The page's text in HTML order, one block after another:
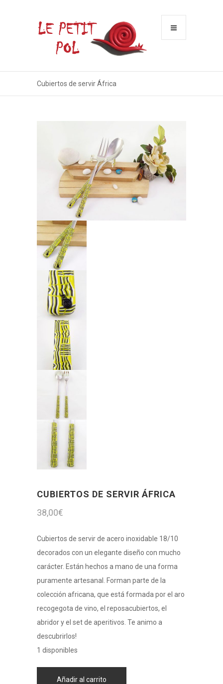
Cubiertos de servir África
CUBIERTOS DE SERVIR ÁFRICA
38,00€
Cubiertos de servir de acero inoxidable 18/10
decorados con un elegante diseño con mucho
carácter. Están hechos a mano de una forma
puramente artesanal. Forman parte de la
colección africana, que está formada por el aro
recogegota de vino, el reposacubiertos, el
abridor y el set de aperitivos. Te animo a
descubrirlos!
1 disponibles
Añadir al carrito